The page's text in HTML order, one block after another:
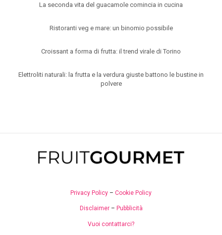
La seconda vita del guacamole comincia in cucina
Ristoranti veg e mare: un binomio possibile
Croissant a forma di frutta: il trend virale di Torino
Elettroliti naturali: la frutta e la verdura giuste battono le bustine in
polvere
Privacy Policy – Cookie Policy
Disclaimer– Pubblicità
Vuoi contattarci?